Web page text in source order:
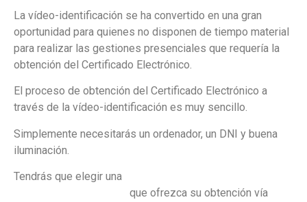
La vídeo-identificación se ha convertido en una gran
oportunidad para quienes no disponen de tiempo material
para realizar las gestiones presenciales que requería la
obtención del Certificado Electrónico.
El proceso de obtención del Certificado Electrónico a
través de la vídeo-identificación es muy sencillo.
Simplemente necesitarás un ordenador, un DNI y buena
iluminación.
Tendrás que elegir una
que ofrezca su obtención vía